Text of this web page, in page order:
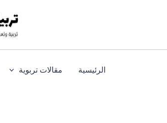
الرئيسية مقالات تربوية